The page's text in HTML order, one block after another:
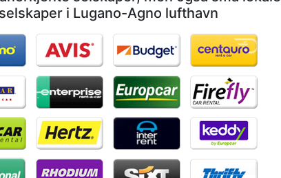
selskaper i Lugano-Agno lufthavn